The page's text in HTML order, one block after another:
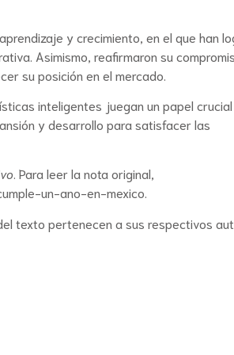
y crecimiento, en el que han
Asimismo, reafirmaron su
su posición en el mercado.
inteligentes juegan un papel
y desarrollo para satisfacer las
. Para leer la nota original,
un-ano-en-mexico.
texto pertenecen a sus respectivos